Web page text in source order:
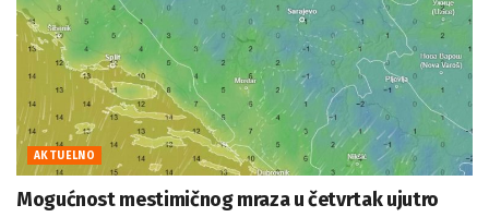
AKTUELNO
Mogućnost mestimičnog mraza u četvrtak ujutro